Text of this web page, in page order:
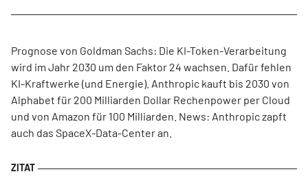
Prognose von Goldman Sachs: Die KI-Token-Verarbeitung
wird im Jahr 2030 um den Faktor 24 wachsen. Dafür fehlen
KI-Kraftwerke (und Energie). Anthropic kauft bis 2030 von
Alphabet für 200 Milliarden Dollar Rechenpower per Cloud
und von Amazon für 100 Milliarden. News: Anthropic zapft
auch das SpaceX-Data-Center an.